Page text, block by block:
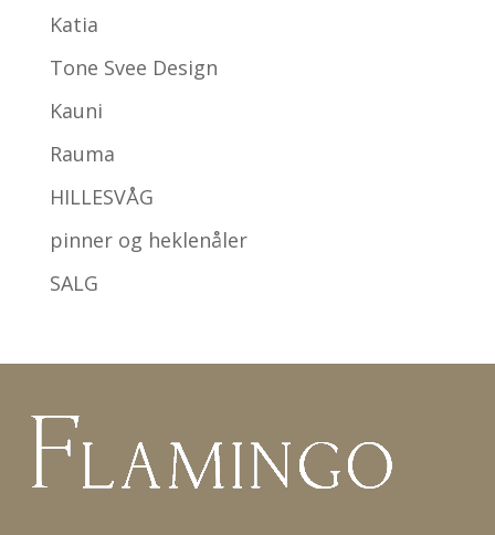
Katia
Tone Svee Design
Kauni
Rauma
HILLESVÅG
pinner og heklenåler
SALG